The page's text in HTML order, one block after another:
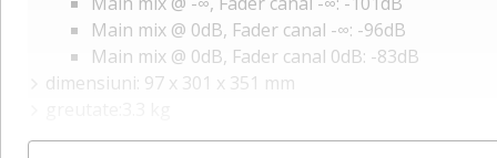
Main mix @ 0dB, Fader canal -∞: -96dB
Main mix @ 0dB, Fader canal 0dB: -83dB
dimensiuni: 97 x 301 x 351 mm